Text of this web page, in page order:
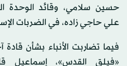
حسين سلامي، وقائد الوحدة
علي حاجي زاده، في الضربات
فيما تضاربت الأنباء بشأن
«فيلق القدس»، إسماعيل